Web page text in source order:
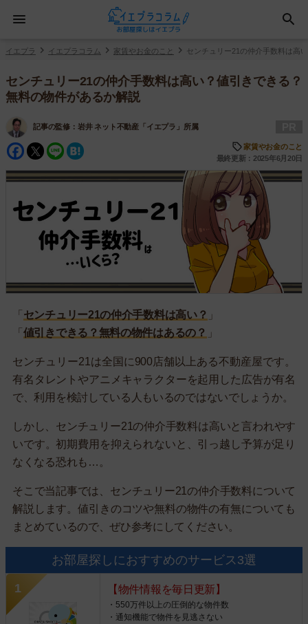
イエプラ イエプラコラム 家賃やお金のこと センチュリー21の仲介手数料は高
センチュリー21の仲介手数料は高い？値引きできる？
無料の物件があるか解説
記事の監修： 岩井 ネット不動産「イエプラ」所属
Facebook
Twitter
Line
家賃やお金のこと
最終更新：2025年6月20日
「 センチュリー21の仲介手数料は高い？ 」
「 値引きできる？無料の物件はあるの？ 」
センチュリー21は全国に900店舗以上ある不動産屋です。
有名タレントやアニメキャラクターを起用した広告が有名
で、利用を検討している人もいるのではないでしょうか。
しかし、センチュリー21の仲介手数料は高いと言われやす
いです。初期費用を抑えられないと、引っ越し予算が足り
なくなる恐れも…。
そこで当記事では、センチュリー21の仲介手数料について
解説します。値引きのコツや無料の物件の有無についても
まとめているので、ぜひ参考にしてください。
お部屋探しにおすすめのサービス3選
【物件情報を毎日更新】
・550万件以上の圧倒的な物件数
・通知機能で物件を見逃さない